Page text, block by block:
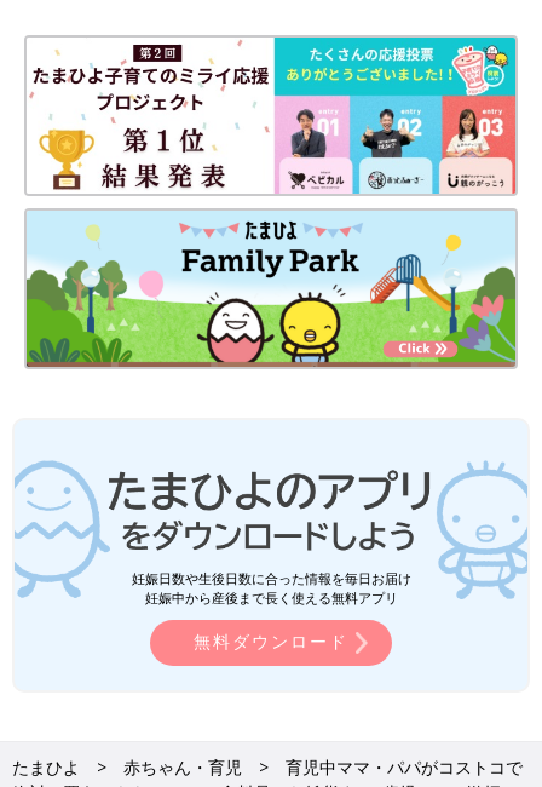
妊娠日数や生後日数に合った情報を毎日お届け
妊娠中から産後まで長く使える無料アプリ
無料ダウンロード
たまひよ 赤ちゃん・育児
育児中ママ・パパがコストコで